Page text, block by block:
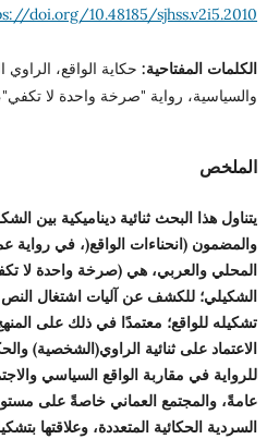
doi.org/10.48185/sjhss.v2i5.2010
الكلمات المفتاحية: حكاية الواقع، الراوي
والسياسية، رواية "صرخة واحدة لا
الملخص
يتناول هذا البحث ثنائية ديناميكية بين
والمضمون (انحناءات الواقع(، في رواية
المحلي والعربي، هي (صرخة واحدة لا
الشكيلي؛ للكشف عن آليات اشتغال
تشكيله للواقع؛ معتمدًا في ذلك على
الاعتماد على ثنائية الراوي(الشخصية)
للرواية في مقاربة الواقع السياسي
عامةً، والمجتمع العماني خاصةً على
السردية الحكائية المتعددة، وعلاقتها